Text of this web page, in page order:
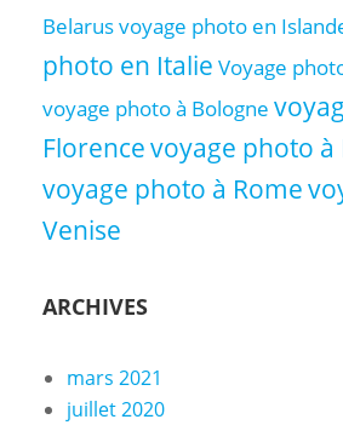
Belarusvoyage photo en
photo en Italie Voyage
voyage photo à Bologne
Florencevoyage photo à
voyage photo à Rome
Venise
ARCHIVES
mars 2021
juillet 2020